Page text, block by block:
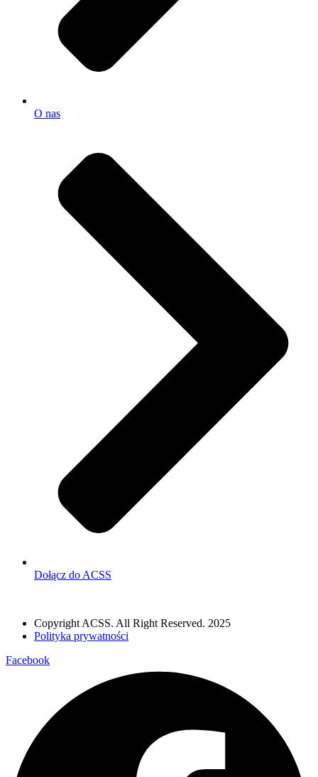
O nas
Dołącz do ACSS
Copyright ACSS. All Right Reserved. 2025
Polityka prywatności
Facebook